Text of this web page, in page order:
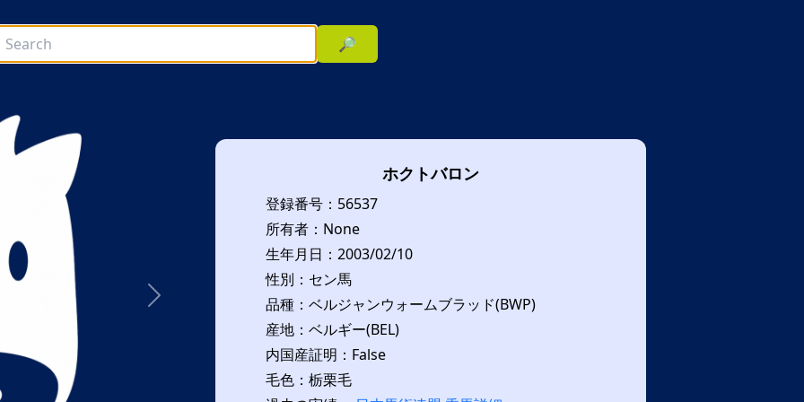
🔎
次へ
ホクトバロン
登録番号：56537
所有者：None
生年月日：2003/02/10
性別：セン馬
品種：ベルジャンウォームブラッド(BWP)
産地：ベルギー(BEL)
内国産証明：False
毛色：栃栗毛